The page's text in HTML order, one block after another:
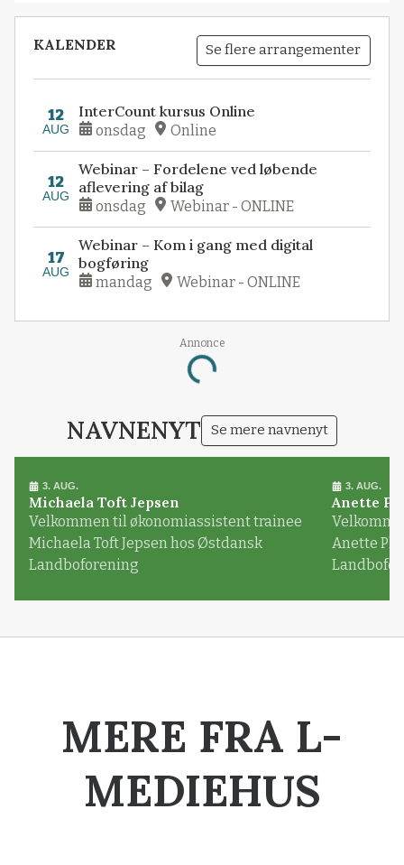
KALENDER Se flere arrangementer
12
AUG
InterCount kursus Online
onsdag Online
12
AUG
Webinar – Fordelene ved løbende
aflevering af bilag
onsdag Webinar - ONLINE
17
AUG
Webinar – Kom i gang med digital
bogføring
mandag Webinar - ONLINE
Annonce
Loading...
NAVNENYT Se mere navnenyt
3. AUG.
Michaela Toft Jepsen
Velkommen til økonomiassistent trainee
Michaela Toft Jepsen hos Østdansk
Landboforening
3. AUG.
Anette
Anette
MERE FRA L-
MEDIEHUS